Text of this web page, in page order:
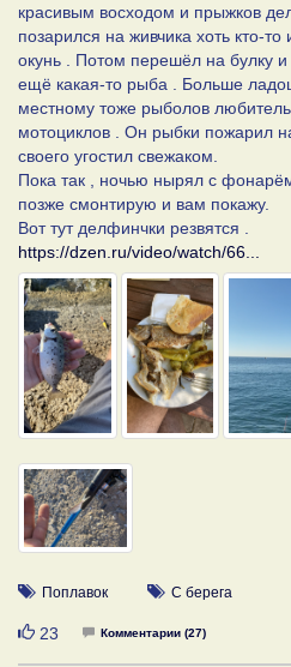
красивым восходом и прыжков
позарился на живчика хоть кто-то
окунь . Потом перешёл на булку и
ещё какая-то рыба . Больше
местному тоже рыболов
мотоциклов . Он рыбки пожарил
своего угостил свежаком.
Пока так , ночью нырял с
позже смонтирую и вам покажу.
Вот тут делфинчки резвятся .
https://dzen.ru/video/watch/66...
Поплавок С берега
Нравится
23 Комментарии (27)